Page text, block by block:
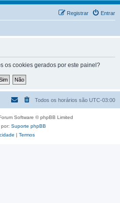
Entrar
Registrar
os cookies gerados por este painel?
Todos os horários são UTC-03:00
Software © phpBB Limited
Suporte phpBB
| Termos